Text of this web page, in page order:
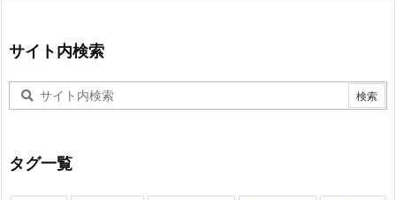
サイト内検索
タグ一覧